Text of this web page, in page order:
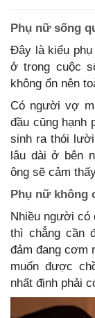
Phụ nữ sống
Đây là kiểu
ở trong cuộc
không ổn nên
Có người vợ
đầu cũng hạnh
sinh ra thói
lâu dài ở bên
ông sẽ cảm
Phụ nữ không
Nhiều người có
thì chẳng cần
đảm đang cơm
muốn được
nhất định phải